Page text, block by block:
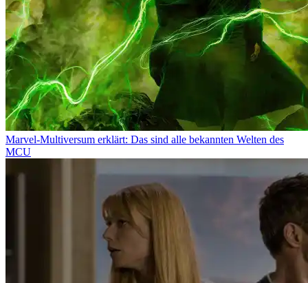
Marvel-Multiversum erklärt: Das sind alle bekannten Welten des
MCU